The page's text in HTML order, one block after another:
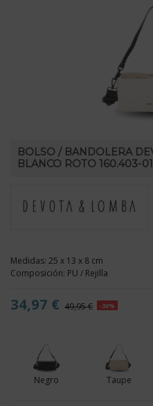
BOLSO / BANDOLERA
BLANCO ROTO 160.403-01
Medidas: 25 x 13 x 8 cm
Composición: PU / Rejilla
34,97 € 49,95 € -30%
Negro Taupe